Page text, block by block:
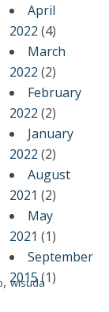
, wisuda
April
2022 (4)
March
2022 (2)
February
2022 (2)
January
2022 (2)
August
2021 (2)
May
2021 (1)
September
2015(1)